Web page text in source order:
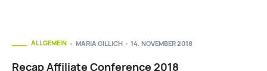
ALLGEMEIN
Recap Affiliate Conference 2018
MARIA GILLICH - 14. NOVEMBER 2018